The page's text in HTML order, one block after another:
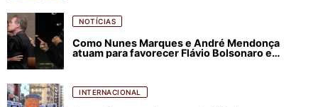
NOTÍCIAS
Como Nunes Marques e André Mendonça
atuam para favorecer Flávio Bolsonaro e
INTERNACIONAL